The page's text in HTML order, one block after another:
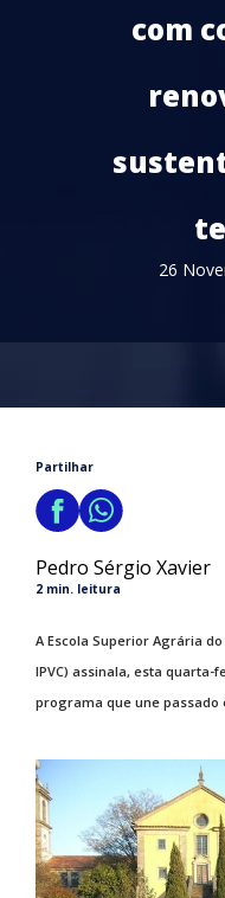
com
26
Partilhar
Pedro Sérgio Xavier
2 min. leitura
A Escola Superior Agrária
IPVC) assinala, esta quarta-
programa que une passado